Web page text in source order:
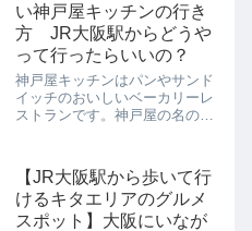
い神戸屋キッチンの行き
方 JR大阪駅からどうや
って行ったらいいの？
神戸屋キッチンはパンやサンド
イッチのおいしいベーカリーレ
ストランです。神戸屋の名の通
の食卓のパンをお届けするため
に作っていたそうなのですが、
そのうち、日本人の食卓に乗る
パンをという...
【JR大阪駅から歩いて行
けるキタエリアのグルメ
スポット】大阪にいなが